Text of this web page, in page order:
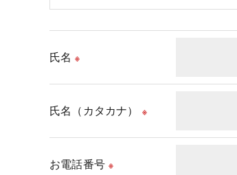
氏名 ※
氏名（カタカナ） ※
お電話番号 ※